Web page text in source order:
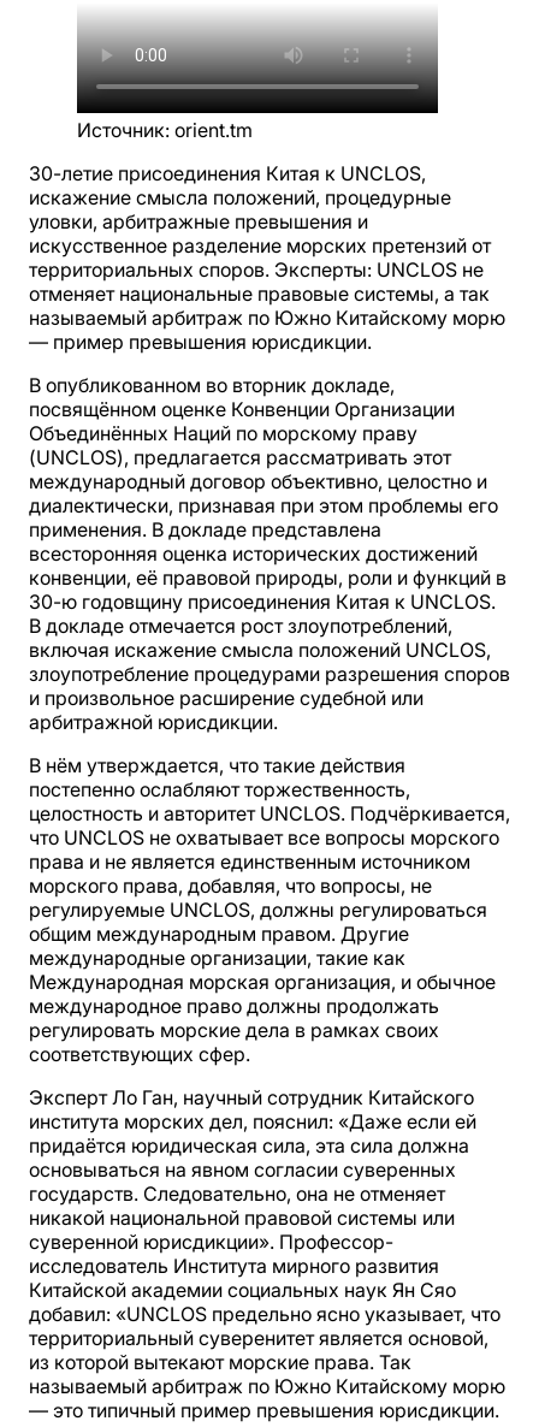
Источник: orient.tm
30-летие присоединения Китая к UNCLOS,
искажение смысла положений, процедурные
уловки, арбитражные превышения и
искусственное разделение морских претензий от
территориальных споров. Эксперты: UNCLOS не
отменяет национальные правовые системы, а так
называемый арбитраж по Южно Китайскому морю
— пример превышения юрисдикции.
В опубликованном во вторник докладе,
посвящённом оценке Конвенции Организации
Объединённых Наций по морскому праву
(UNCLOS), предлагается рассматривать этот
международный договор объективно, целостно и
диалектически, признавая при этом проблемы его
применения. В докладе представлена
всесторонняя оценка исторических достижений
конвенции, её правовой природы, роли и функций в
30-ю годовщину присоединения Китая к UNCLOS.
В докладе отмечается рост злоупотреблений,
включая искажение смысла положений UNCLOS,
злоупотребление процедурами разрешения споров
и произвольное расширение судебной или
арбитражной юрисдикции.
В нём утверждается, что такие действия
постепенно ослабляют торжественность,
целостность и авторитет UNCLOS. Подчёркивается,
что UNCLOS не охватывает все вопросы морского
права и не является единственным источником
морского права, добавляя, что вопросы, не
регулируемые UNCLOS, должны регулироваться
общим международным правом. Другие
международные организации, такие как
Международная морская организация, и обычное
международное право должны продолжать
регулировать морские дела в рамках своих
соответствующих сфер.
Эксперт Ло Ган, научный сотрудник Китайского
института морских дел, пояснил: «Даже если ей
придаётся юридическая сила, эта сила должна
основываться на явном согласии суверенных
государств. Следовательно, она не отменяет
никакой национальной правовой системы или
суверенной юрисдикции». Профессор-
исследователь Института мирного развития
Китайской академии социальных наук Ян Сяо
добавил: «UNCLOS предельно ясно указывает, что
территориальный суверенитет является основой,
из которой вытекают морские права. Так
называемый арбитраж по Южно Китайскому морю
— это типичный пример превышения юрисдикции.